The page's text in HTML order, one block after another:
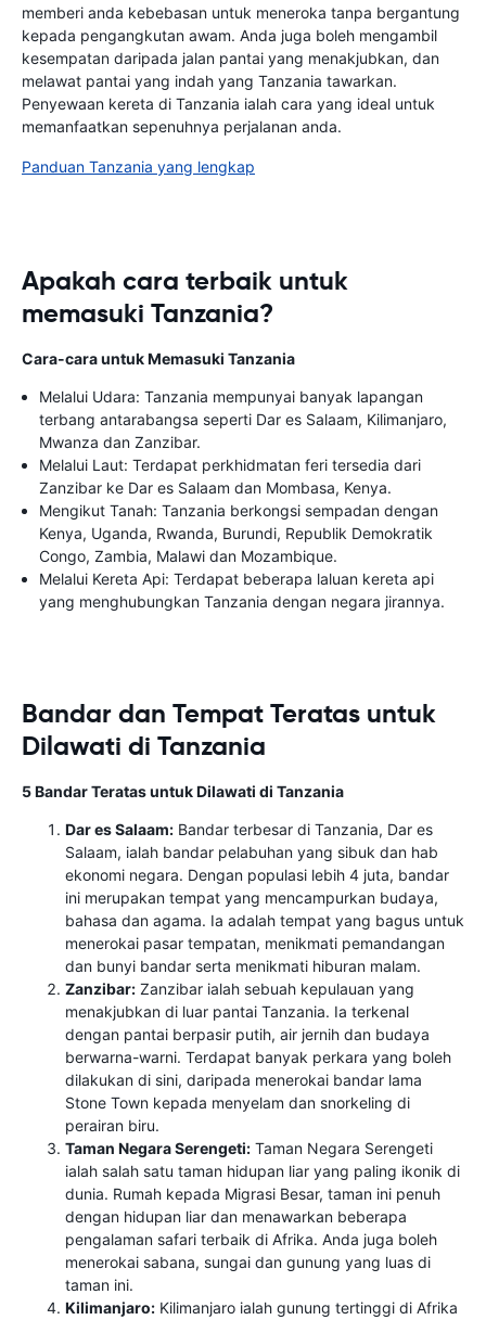
memberi anda kebebasan untuk meneroka tanpa bergantung
kepada pengangkutan awam. Anda juga boleh mengambil
kesempatan daripada jalan pantai yang menakjubkan, dan
melawat pantai yang indah yang Tanzania tawarkan.
Penyewaan kereta di Tanzania ialah cara yang ideal untuk
memanfaatkan sepenuhnya perjalanan anda.
Panduan Tanzania yang lengkap
Apakah cara terbaik untuk
memasuki Tanzania?
Cara-cara untuk Memasuki Tanzania
Melalui Udara: Tanzania mempunyai banyak lapangan
terbang antarabangsa seperti Dar es Salaam, Kilimanjaro,
Mwanza dan Zanzibar.
Melalui Laut: Terdapat perkhidmatan feri tersedia dari
Zanzibar ke Dar es Salaam dan Mombasa, Kenya.
Mengikut Tanah: Tanzania berkongsi sempadan dengan
Kenya, Uganda, Rwanda, Burundi, Republik Demokratik
Congo, Zambia, Malawi dan Mozambique.
Melalui Kereta Api: Terdapat beberapa laluan kereta api
yang menghubungkan Tanzania dengan negara jirannya.
Bandar dan Tempat Teratas untuk
Dilawati di Tanzania
5 Bandar Teratas untuk Dilawati di Tanzania
Dar es Salaam: Bandar terbesar di Tanzania, Dar es
Salaam, ialah bandar pelabuhan yang sibuk dan hab
ekonomi negara. Dengan populasi lebih 4 juta, bandar
ini merupakan tempat yang mencampurkan budaya,
bahasa dan agama. Ia adalah tempat yang bagus untuk
menerokai pasar tempatan, menikmati pemandangan
dan bunyi bandar serta menikmati hiburan malam.
Zanzibar: Zanzibar ialah sebuah kepulauan yang
menakjubkan di luar pantai Tanzania. Ia terkenal
dengan pantai berpasir putih, air jernih dan budaya
berwarna-warni. Terdapat banyak perkara yang boleh
dilakukan di sini, daripada menerokai bandar lama
Stone Town kepada menyelam dan snorkeling di
perairan biru.
Taman Negara Serengeti: Taman Negara Serengeti
ialah salah satu taman hidupan liar yang paling ikonik di
dunia. Rumah kepada Migrasi Besar, taman ini penuh
dengan hidupan liar dan menawarkan beberapa
pengalaman safari terbaik di Afrika. Anda juga boleh
menerokai sabana, sungai dan gunung yang luas di
taman ini.
Kilimanjaro: Kilimanjaro ialah gunung tertinggi di Afrika